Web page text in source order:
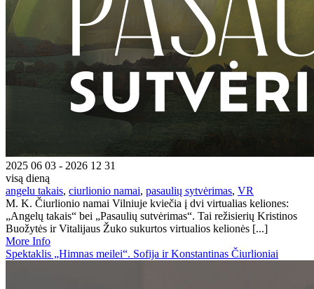
2025 06 03 - 2026 12 31
visą dieną
angelu takais, ciurlionio namai, pasaulių sytvėrimas, VR
M. K. Čiurlionio namai Vilniuje kviečia į dvi virtualias keliones:
„Angelų takais“ bei „Pasaulių sutvėrimas“. Tai režisierių Kristinos
Buožytės ir Vitalijaus Žuko sukurtos virtualios kelionės [...]
More Info
Spektaklis „Himnas meilei“. Sofija ir Konstantinas Čiurlioniai